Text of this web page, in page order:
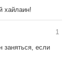
хайлаин!
1
заняться, если